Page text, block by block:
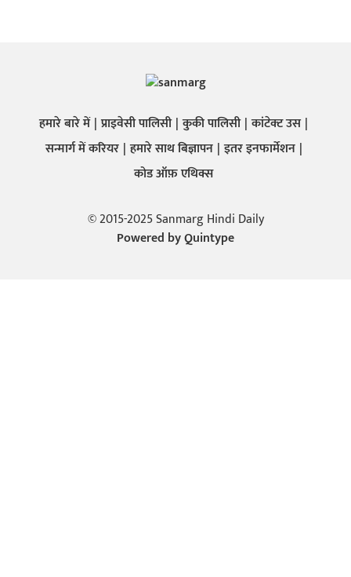
हमारे बारे में प्राइवेसी पालिसी कुकी पालिसी कांटेक्ट उस
सन्मार्ग में करियर हमारे साथ बिज्ञापन इतर इनफार्मेशन
कोड ऑफ़ एथिक्स
© 2015-2025 Sanmarg Hindi Daily
Powered byQuintype